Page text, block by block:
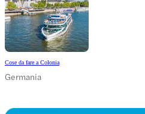
Cose da fare a Colonia
Germania